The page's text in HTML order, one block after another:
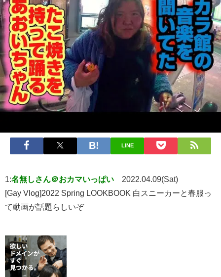
LINE
1:名無しさん＠おカマいっぱい
2022.04.09(Sat)
[Gay Vlog]2022 Spring LOOKBOOK 白スニーカーと春服っ
て動画が話題らしいぞ